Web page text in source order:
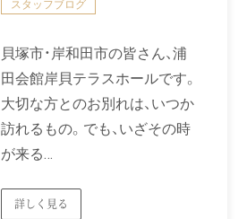
スタッフブログ
貝塚市・岸和田市の皆さん、浦
田会館岸貝テラスホールです。
大切な方とのお別れは、いつか
訪れるもの。でも、いざその時
が来る…
詳しく見る